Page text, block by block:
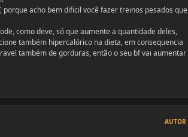
acho bem dificil você fazer treinos pesados que
como deve, só que aumente a quantidade deles,
também hipercalórico na dieta, em consequencia
também de gorduras, então o seu bf vai aumentar
AUTOR